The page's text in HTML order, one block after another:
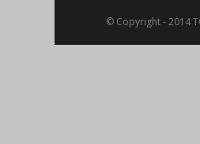
© Copyright - 2014